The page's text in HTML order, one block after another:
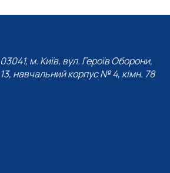
03041, м. Київ, вул. Героїв Оборони,
13, навчальний корпус № 4, кімн. 78